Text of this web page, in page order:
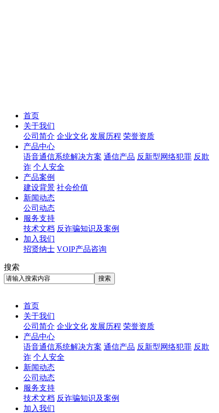
首页
关于我们
公司简介 企业文化 发展历程 荣誉资质
产品中心
语音通信系统解决方案 通信产品 反新型网络犯罪 反欺
诈 个人安全
产品案例
建设背景 社会价值
新闻动态
公司动态
服务支持
技术文档 反诈骗知识及案例
加入我们
招贤纳士 VOIP产品咨询
搜索
首页
关于我们
公司简介 企业文化 发展历程 荣誉资质
产品中心
语音通信系统解决方案 通信产品 反新型网络犯罪 反欺
诈 个人安全
新闻动态
公司动态
服务支持
技术文档 反诈骗知识及案例
加入我们